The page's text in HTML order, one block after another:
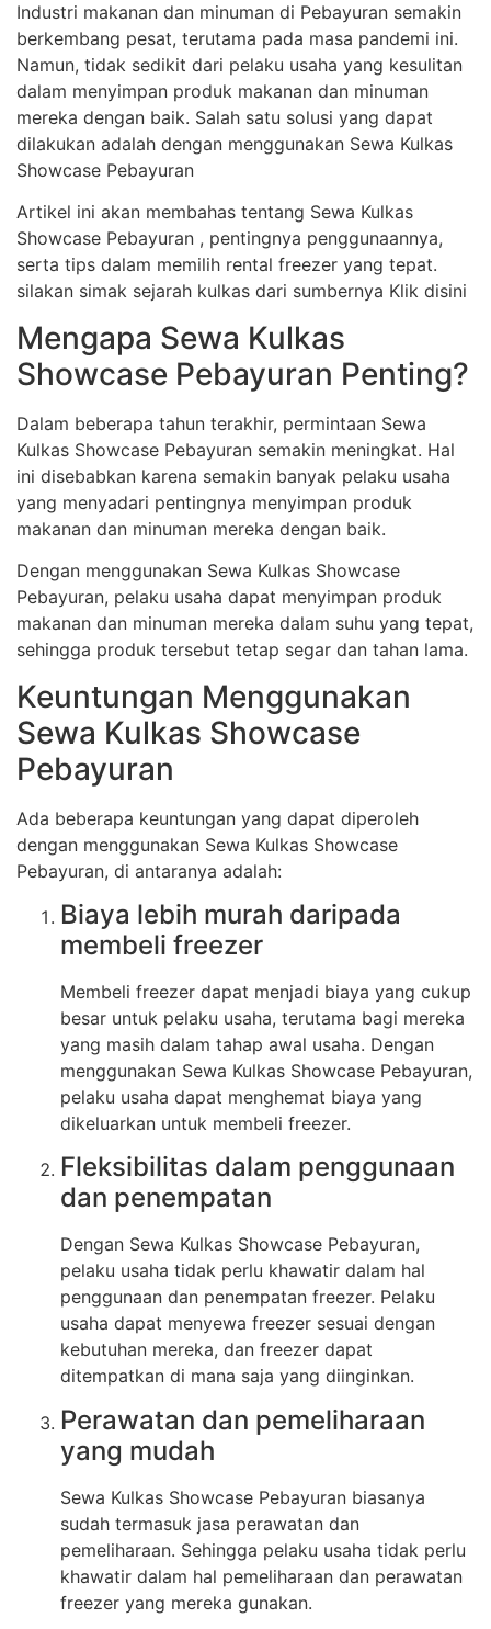
Industri makanan dan minuman di Pebayuran semakin
berkembang pesat, terutama pada masa pandemi ini.
Namun, tidak sedikit dari pelaku usaha yang kesulitan
dalam menyimpan produk makanan dan minuman
mereka dengan baik. Salah satu solusi yang dapat
dilakukan adalah dengan menggunakan Sewa Kulkas
Showcase Pebayuran
Artikel ini akan membahas tentang Sewa Kulkas
Showcase Pebayuran , pentingnya penggunaannya,
serta tips dalam memilih rental freezer yang tepat.
silakan simak sejarah kulkas dari sumbernya Klik disini
Mengapa Sewa Kulkas
Showcase Pebayuran Penting?
Dalam beberapa tahun terakhir, permintaan Sewa
Kulkas Showcase Pebayuran semakin meningkat. Hal
ini disebabkan karena semakin banyak pelaku usaha
yang menyadari pentingnya menyimpan produk
makanan dan minuman mereka dengan baik.
Dengan menggunakan Sewa Kulkas Showcase
Pebayuran, pelaku usaha dapat menyimpan produk
makanan dan minuman mereka dalam suhu yang tepat,
sehingga produk tersebut tetap segar dan tahan lama.
Keuntungan Menggunakan
Sewa Kulkas Showcase
Pebayuran
Ada beberapa keuntungan yang dapat diperoleh
dengan menggunakan Sewa Kulkas Showcase
Pebayuran, di antaranya adalah:
Biaya lebih murah daripada
membeli freezer
Membeli freezer dapat menjadi biaya yang cukup
besar untuk pelaku usaha, terutama bagi mereka
yang masih dalam tahap awal usaha. Dengan
menggunakan Sewa Kulkas Showcase Pebayuran,
pelaku usaha dapat menghemat biaya yang
dikeluarkan untuk membeli freezer.
Fleksibilitas dalam penggunaan
dan penempatan
Dengan Sewa Kulkas Showcase Pebayuran,
pelaku usaha tidak perlu khawatir dalam hal
penggunaan dan penempatan freezer. Pelaku
usaha dapat menyewa freezer sesuai dengan
kebutuhan mereka, dan freezer dapat
ditempatkan di mana saja yang diinginkan.
Perawatan dan pemeliharaan
yang mudah
Sewa Kulkas Showcase Pebayuran biasanya
sudah termasuk jasa perawatan dan
pemeliharaan. Sehingga pelaku usaha tidak perlu
khawatir dalam hal pemeliharaan dan perawatan
freezer yang mereka gunakan.